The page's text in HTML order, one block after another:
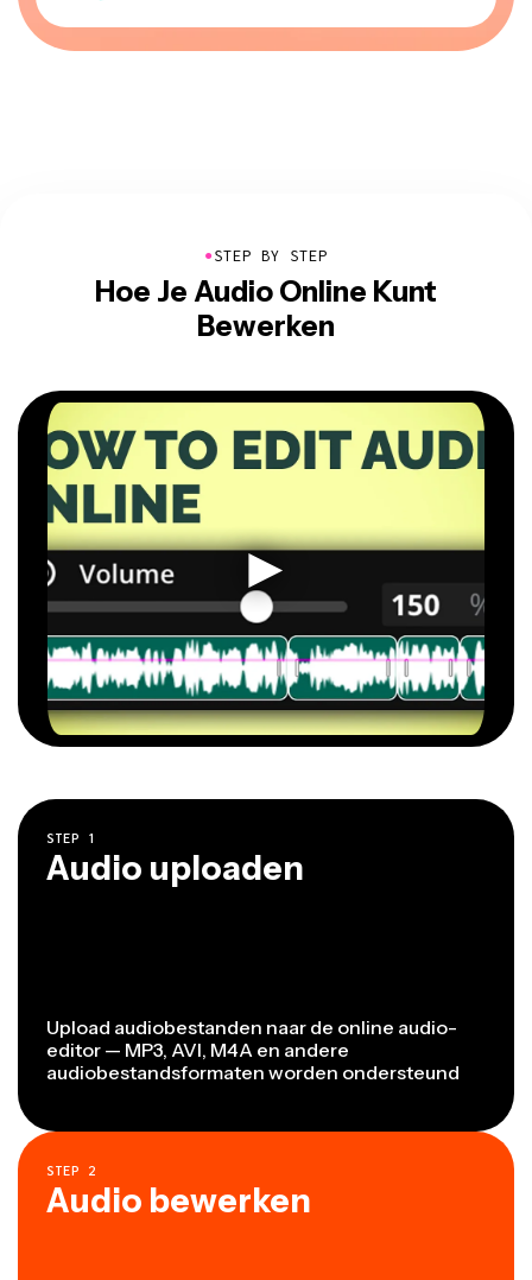
●STEP BY STEP
Hoe Je Audio Online Kunt
Bewerken
STEP 1
Audio uploaden
Upload audiobestanden naar de online audio-
editor — MP3, AVI, M4A en andere
audiobestandsformaten worden ondersteund
STEP 2
Audio bewerken